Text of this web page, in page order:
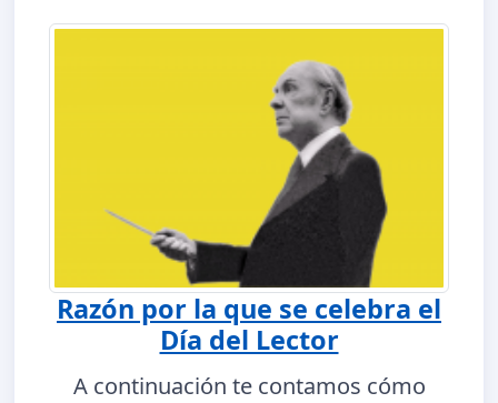
Razón por la que se celebra el
Día del Lector
A continuación te contamos cómo